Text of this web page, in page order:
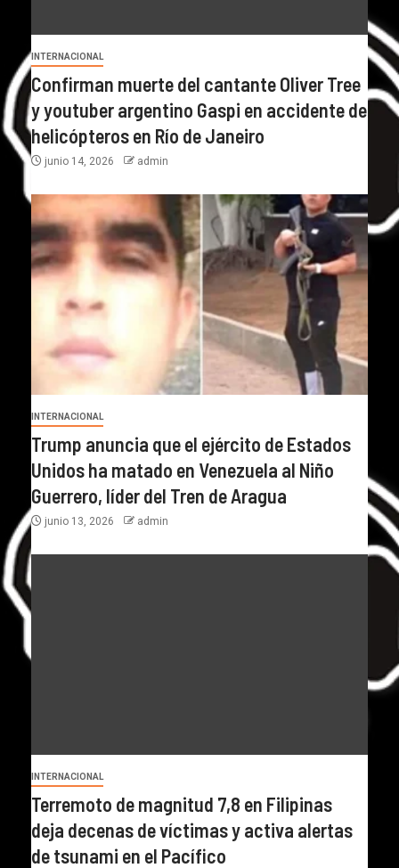
INTERNACIONAL
Confirman muerte del cantante Oliver Tree
y youtuber argentino Gaspi en accidente de
helicópteros en Río de Janeiro
junio 14, 2026 admin
INTERNACIONAL
Trump anuncia que el ejército de Estados
Unidos ha matado en Venezuela al Niño
Guerrero, líder del Tren de Aragua
junio 13, 2026 admin
INTERNACIONAL
Terremoto de magnitud 7,8 en Filipinas
deja decenas de víctimas y activa alertas
de tsunami en el Pacífico